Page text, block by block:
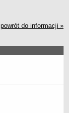
powrót do informacji »